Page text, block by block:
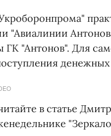
"Авиалинии
ГК "Антонов". Для
денежных
в статье